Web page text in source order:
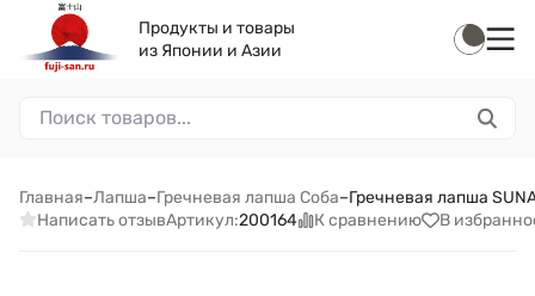
Продукты и товары
из Японии и Азии
Главная–Лапша–Гречневая лапша Соба–Гречневая лапша
Написать отзывАртикул:200164 К сравнению В